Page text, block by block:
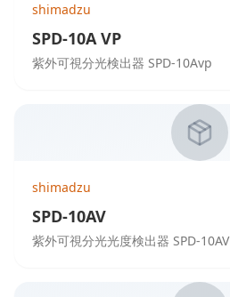
shimadzu
SPD-10A VP
紫外可視分光検出器 SPD-10Avp
shimadzu
SPD-10AV
紫外可視分光光度検出器 SPD-10AV